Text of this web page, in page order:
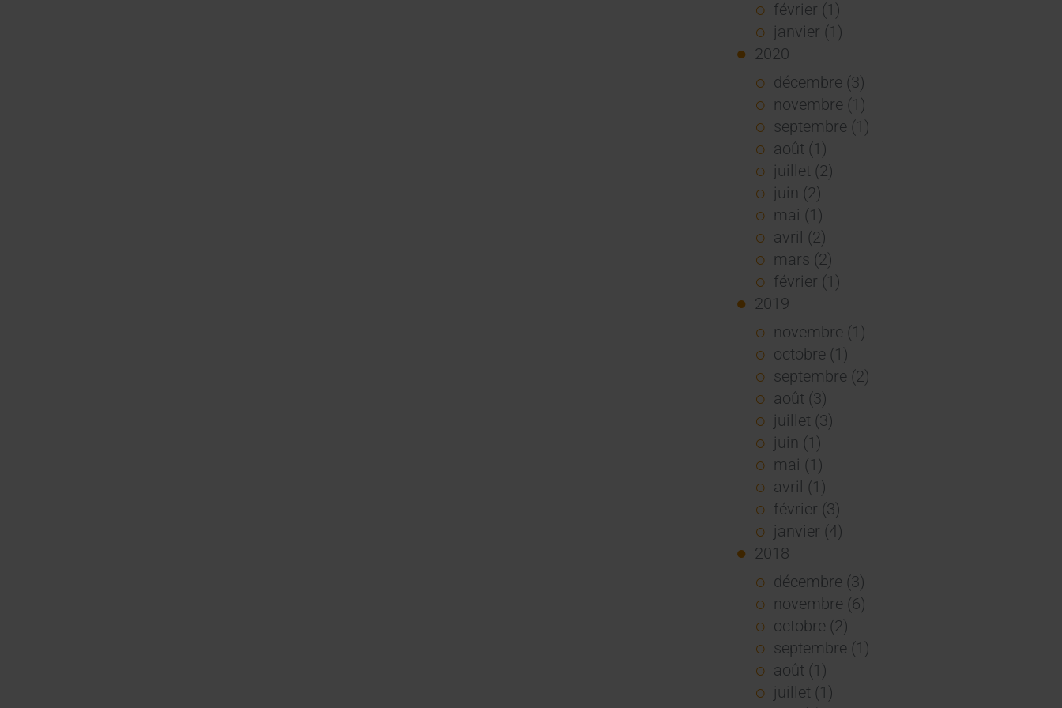
février (1)
janvier (1)
2020
décembre (3)
novembre (1)
septembre (1)
août (1)
juillet (2)
juin (2)
mai (1)
avril (2)
mars (2)
février (1)
2019
novembre (1)
octobre (1)
septembre (2)
août (3)
juillet (3)
juin (1)
mai (1)
avril (1)
février (3)
janvier (4)
2018
décembre (3)
novembre (6)
octobre (2)
septembre (1)
août (1)
juillet (1)